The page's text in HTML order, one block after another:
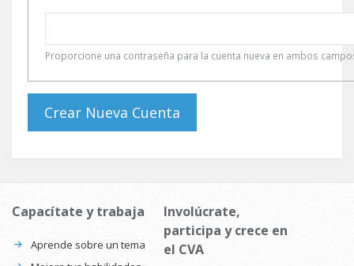
Proporcione una contraseña para la cuenta nueva en ambos
Capacítate y trabaja
Aprende sobre un tema
Involúcrate,
participa y crece en
el CVA